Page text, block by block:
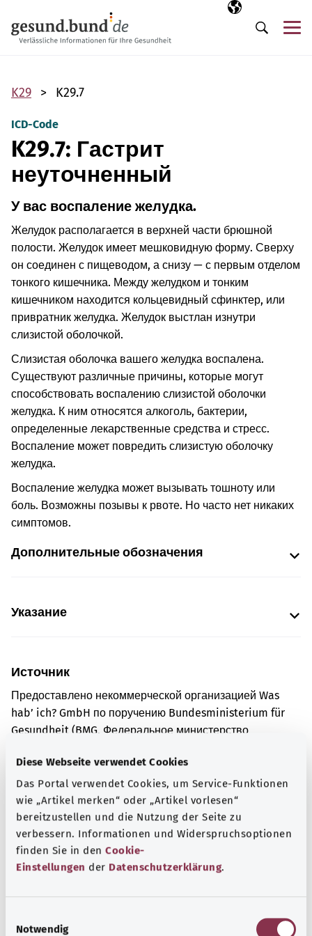
Diese Webseite verwendet Cookies
Das Portal verwendet Cookies, um Service-Funktionen
wie „Artikel merken“ oder „Artikel vorlesen“
bereitzustellen und die Nutzung der Seite zu
verbessern. Informationen und Widerspruchsoptionen
finden Sie in den Cookie-
Einstellungen der Datenschutzerklärung.
Notwendig
Выбранный
RU
Поиск
K29 K29.7
ICD-Code
K29.7: Гастрит
неуточненный
У вас воспаление желудка.
Желудок располагается в верхней части брюшной
полости. Желудок имеет мешковидную форму. Сверху
он соединен с пищеводом, а снизу — с первым отделом
тонкого кишечника. Между желудком и тонким
кишечником находится кольцевидный сфинктер, или
привратник желудка. Желудок выстлан изнутри
слизистой оболочкой.
Слизистая оболочка вашего желудка воспалена.
Существуют различные причины, которые могут
способствовать воспалению слизистой оболочки
желудка. К ним относятся алкоголь, бактерии,
определенные лекарственные средства и стресс.
Воспаление может повредить слизистую оболочку
желудка.
Воспаление желудка может вызывать тошноту или
боль. Возможны позывы к рвоте. Но часто нет никаких
симптомов.
Дополнительные обозначения
Указание
Источник
Предоставлено некоммерческой организацией Was
hab’ ich? GmbH по поручению Bundesministerium für
Gesundheit (BMG, Федеральное министерство
Для хорошей осведомленности
Другие статьи